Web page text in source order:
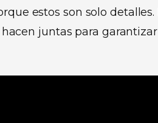
estos son solo
juntas para